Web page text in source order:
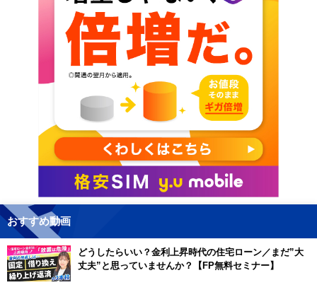
おすすめ動画
どうしたらいい？金利上昇時代の住宅ローン／まだ”大
丈夫”と思っていませんか？【FP無料セミナー】